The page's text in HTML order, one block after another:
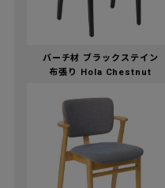
バーチ材 ブラックステイン
布張り Hola Chestnut